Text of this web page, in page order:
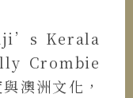
Kerala
Crombie
澳洲文化，